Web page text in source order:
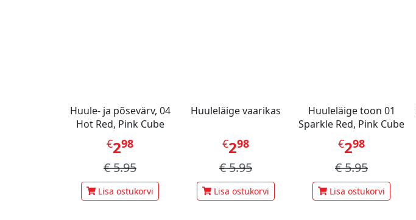
Huule- ja põsevärv, 04
Hot Red, Pink Cube
€298
€5.95
Lisa ostukorvi
Huuleläige vaarikas
€298
€5.95
Lisa ostukorvi
Huuleläige toon 01
Sparkle Red, Pink Cube
€298
€5.95
Lisa ostukorvi